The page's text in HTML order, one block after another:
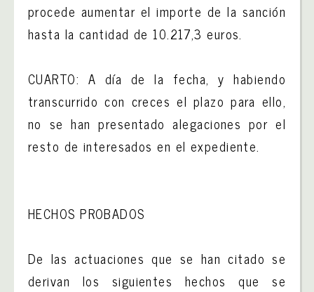
procede aumentar el importe de la sanción
hasta la cantidad de 10.217,3 euros.
CUARTO: A día de la fecha, y habiendo
transcurrido con creces el plazo para ello,
no se han presentado alegaciones por el
resto de interesados en el expediente.
HECHOS PROBADOS
De las actuaciones que se han citado se
derivan los siguientes hechos que se